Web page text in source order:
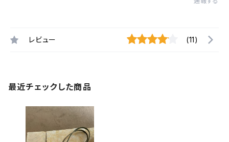
レビュー (11)
最近チェックした商品